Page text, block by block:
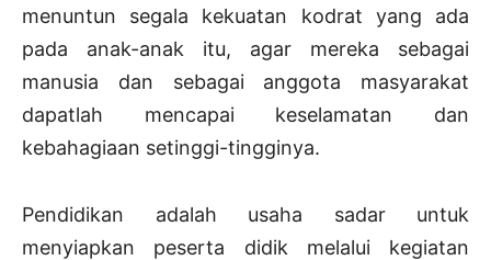
menuntun segala kekuatan kodrat yang ada
pada anak-anak itu, agar mereka sebagai
manusia dan sebagai anggota masyarakat
dapatlah mencapai keselamatan dan
kebahagiaan setinggi-tingginya.
Pendidikan adalah usaha sadar untuk
menyiapkan peserta didik melalui kegiatan